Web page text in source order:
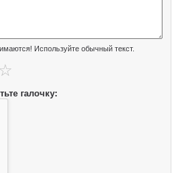
Используйте обычный текст.
галочку: